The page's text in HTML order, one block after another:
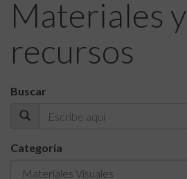
Materiales y
recursos
Buscar
Categoría